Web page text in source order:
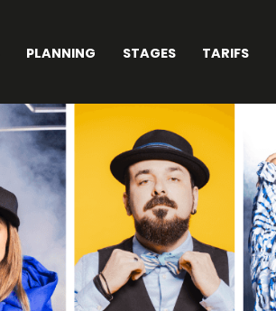
PLANNING STAGES TARIFS